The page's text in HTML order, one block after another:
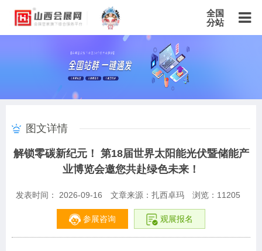
全国
分站
广东站 重庆站 天津站 江苏站
福建站 山东站 河南站
甘肃站
新疆站
四川站
图文详情
解锁零碳新纪元！ 第18届世界太阳能光伏暨储能产
业博览会邀您共赴绿色未来！
发表时间： 2026-09-16 文章来源：扎西卓玛 浏览： 11205
参展咨询 观展报名